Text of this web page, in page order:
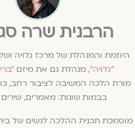
הרבנית שרה
היוזמת והמנהלת של מרכז גלויה
״גלויה״, מנהלת גם את מיזם
מורת הלכה המשיבה לציבור רחב,
בבמות שונות: מאמרים, שירים
מוסמכת תכנית ההלכה לנשים של